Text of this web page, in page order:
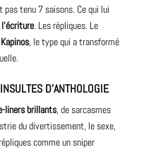
pas tenu 7 saisons. Ce qui lui
l’écriture. Les répliques. Le
, le type qui a transformé
D’ANTHOLOGIE
liners brillants, de sarcasmes
du divertissement, le sexe,
comme un sniper